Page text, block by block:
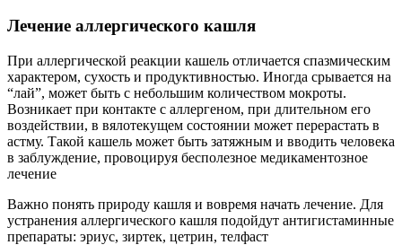
Лечение аллергического кашля
При аллергической реакции кашель отличается спазмическим
характером, сухость и продуктивностью. Иногда срывается на
“лай”, может быть с небольшим количеством мокроты.
Возникает при контакте с аллергеном, при длительном его
воздействии, в вялотекущем состоянии может перерастать в
астму. Такой кашель может быть затяжным и вводить человека
в заблуждение, провоцируя бесполезное медикаментозное
лечение
Важно понять природу кашля и вовремя начать лечение. Для
устранения аллергического кашля подойдут антигистаминные
препараты: эриус, зиртек, цетрин, телфаст